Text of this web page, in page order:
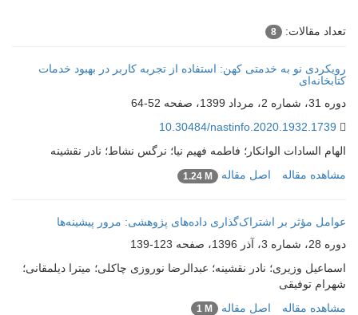
تعداد مقالات: 8
رویکردی نو به خدمتی کهن: استفاده از تجربه کاربر در بهبود خدمات
کتابخانه‌ای
دوره 31، شماره 2، مرداد 1399، صفحه
52-64
10.30484/nastinfo.2020.1932.1739
الهام السادات الوانکار؛ فاطمه فهیم نیا؛ نرگس نشاط؛ نادر نقشینه
مشاهده مقاله
اصل مقاله 1.24 M
عوامل مؤثر بر اشتراک‌گذاری داد‌ه‌های پژوهشی: مرور پیشینه‌ها
دوره 28، شماره 3، آذر 1396، صفحه
123-139
اسماعیل وزیری؛ نادر نقشینه؛ عبدالرضا نوروزی چاکلی؛ میترا دیلمقانی؛
شهرام توفیقی
مشاهده مقاله
اصل مقاله 1 M